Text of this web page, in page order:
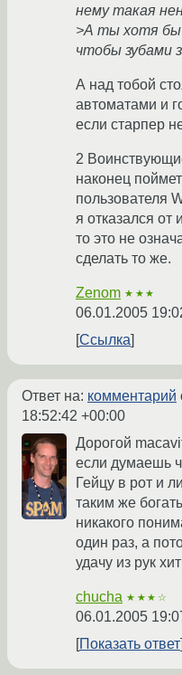
нему такая
>А ты хотя бы
чтобы зубами
А над тобой
автоматами и
если старпер
2
наконец
пользователя
я отказался от
то это не
сделать то же.
Zenom ★★★
06.01.2005
Ссылка
Ответ на: комментарий
18:52:42 +00:00
Дорогой
если думаешь
Гейцу в рот и
таким же
никакого
один раз, а
удачу из рук
chucha ★★★☆
06.01.2005
Показать ответ